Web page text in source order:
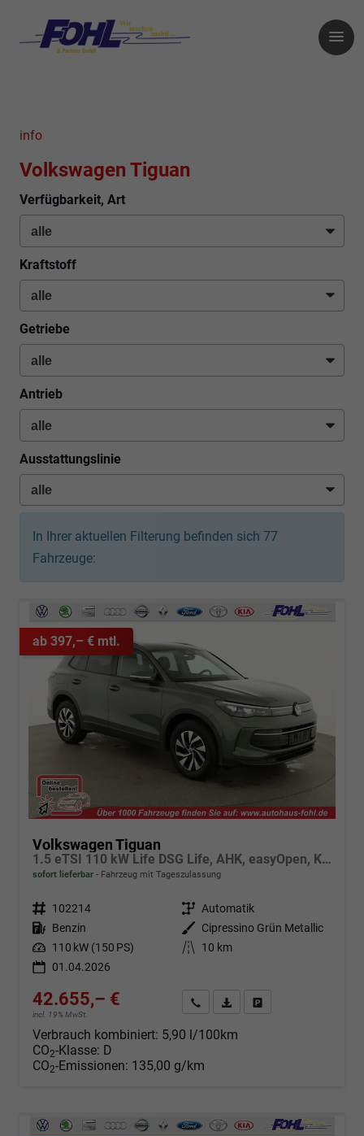
info
Volkswagen Tiguan
Verfügbarkeit, Art
Kraftstoff
Getriebe
Antrieb
Ausstattungslinie
In Ihrer aktuellen Filterung befinden sich 77
Fahrzeuge:
ab 397,– € mtl.
Volkswagen Tiguan
1.5 eTSI 110 kW Life DSG Life, AHK, easyOpen, Kamera, 5-J Garantie
sofort lieferbar Fahrzeug mit Tageszulassung
Fahrzeugnr. 102214 Getriebe Automatik
Kraftstoff Benzin Außenfarbe
Cipressino Grün Metallic
Leistung 110 kW (150 PS) Kilometerstand
10 km
01.04.2026
42.655,– €
incl. 19% MwSt.
Angebot anfordern
Fahrzeugexpose (PDF)
Verbrauch kombiniert: 5,90 l/100km
CO2-Klasse: D
CO2-Emissionen: 135,00 g/km